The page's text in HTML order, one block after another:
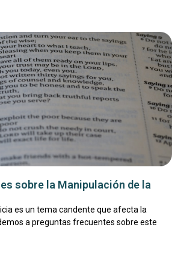
sobre la Manipulación de la
es un tema candente que afecta la
a preguntas frecuentes sobre este